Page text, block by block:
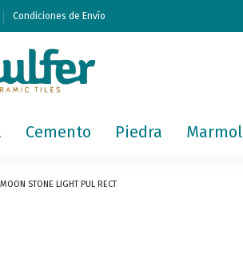
Condiciones de Envío
Cemento Piedra Marmol
STONE LIGHT PUL RECT